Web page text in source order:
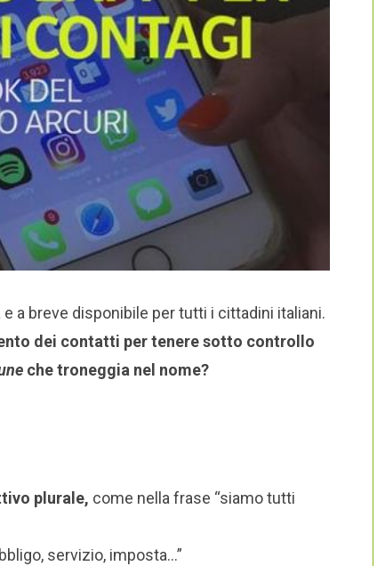
e a breve disponibile per tutti i cittadini italiani.
dei contatti per tenere sotto controllo
che troneggia nel nome?
plurale, come nella frase “siamo tutti
servizio, imposta…”